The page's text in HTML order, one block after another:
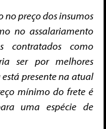
no preço dos insumos
no assalariamento
contratados como
ser por melhores
presente na atual
mínimo do frete é
uma espécie de